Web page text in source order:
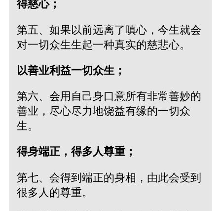
得慈心；
第五、如果以前远离了嗔心，今生就会
对一切众生生起一种真实的慈悲心。
以善业利益一切众生；
第六、会用自己身口意所有非常善妙的
善业，尽心尽力地饶益有缘的一切众
生。
得身端正，得多人尊重；
第七、会得到端正的身相，由此会受到
很多人的尊重。